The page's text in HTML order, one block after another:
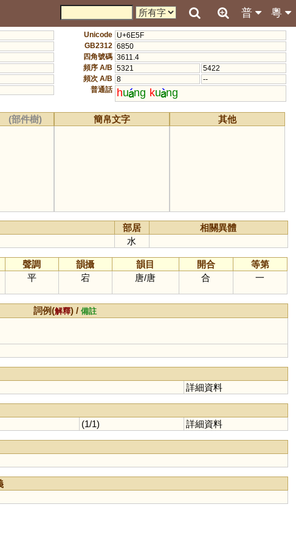
粵
普
Unicode U+6E5F
GB2312 6850
四角號碼 3611.4
頻序 A/B 5321
5422
頻次 A/B 8
--
普通話 hu ng ku ng
(部件樹) 簡帛文字 其他
部居
相關異體
水
聲調 韻攝 韻目 開合
等第
平 宕 唐/唐 合 一
詞例(解釋) /備註
詳細資料
(1/1) 詳細資料